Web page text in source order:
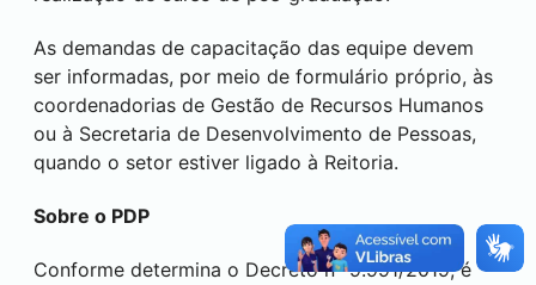
As demandas de capacitação das equipe devem
ser informadas, por meio de formulário próprio, às
coordenadorias de Gestão de Recursos Humanos
ou à Secretaria de Desenvolvimento de Pessoas,
quando o setor estiver ligado à Reitoria.
Sobre o PDP
Conforme determina o Decreto nº 9.991/2019, é